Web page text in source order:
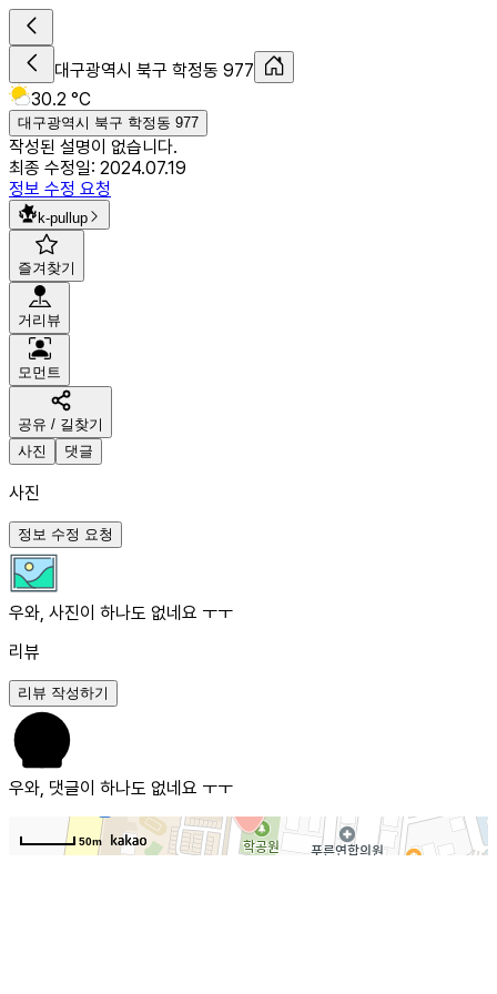
대구광역시 북구 학정동 977
30.2 °C
대구광역시 북구 학정동 977
작성된 설명이 없습니다.
최종 수정일: 2024.07.19
정보 수정 요청
k-pullup
즐겨찾기
거리뷰
모먼트
공유 / 길찾기
사진
댓글
사진
정보 수정 요청
우와, 사진이 하나도 없네요 ㅜㅜ
리뷰
리뷰 작성하기
우와, 댓글이 하나도 없네요 ㅜㅜ
50m